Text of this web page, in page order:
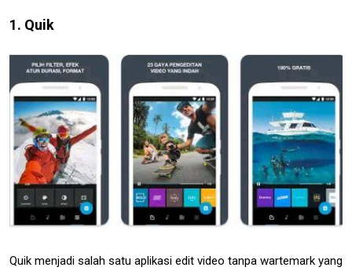
1. Quik
Quik menjadi salah satu aplikasi edit video tanpa wartemark yang